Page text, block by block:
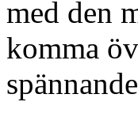
med den
komma